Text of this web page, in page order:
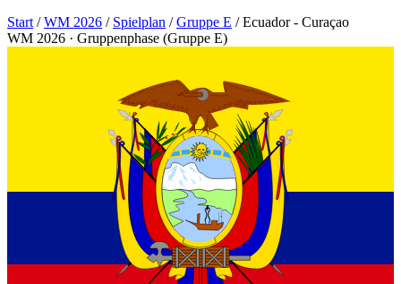
Start /WM 2026 / Spielplan /Gruppe E /Ecuador - Curaçao
WM 2026 · Gruppenphase (Gruppe E)